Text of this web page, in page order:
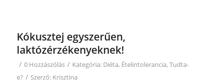
Kókusztej egyszerűen,
laktózérzékenyeknek!
/ 0 Hozzászólás / Kategória: Diéta, Ételintolerancia, Tudta-
e? / Szerző: Krisztina